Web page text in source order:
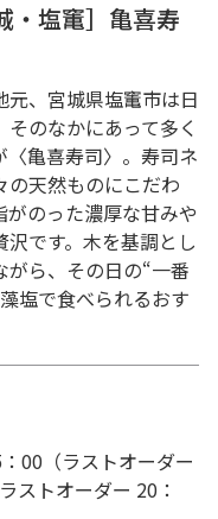
・塩竃］亀喜寿
、宮城県塩竃市は日
のなかにあって多く
亀喜寿司〉。寿司ネ
の天然ものにこだわ
のった濃厚な甘みや
です。木を基調とし
ら、その日の“一番
塩で食べられるおす
00（ラストオーダー
ストオーダー 20：